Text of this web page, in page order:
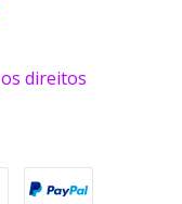
direitos